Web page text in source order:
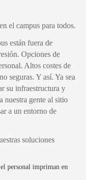
el campus para todos.
están fuera de
Opciones de
Altos costes de
seguras. Y así. Ya sea
su infraestructura y
nuestra gente al sitio
a un entorno de
soluciones
personal impriman en